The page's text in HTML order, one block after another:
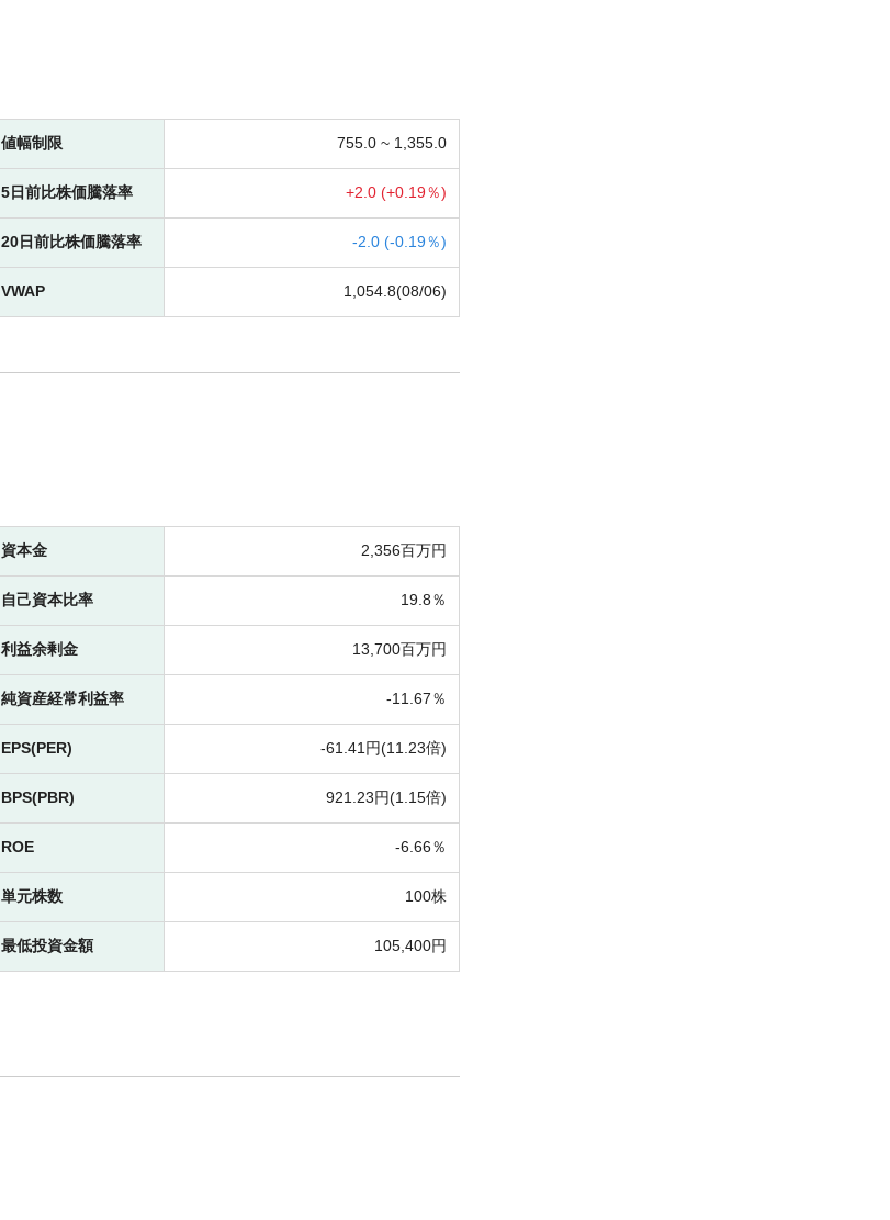
値幅制限 755.0 ~ 1,355.0
5日前比株価騰落率 +2.0 (+0.19％)
20日前比株価騰落率 -2.0 (-0.19％)
VWAP 1,054.8(08/06)
資本金 2,356百万円
自己資本比率 19.8％
利益余剰金 13,700百万円
純資産経常利益率 -11.67％
EPS(PER) -61.41円(11.23倍)
BPS(PBR) 921.23円(1.15倍)
ROE -6.66％
単元株数 100株
最低投資金額 105,400円